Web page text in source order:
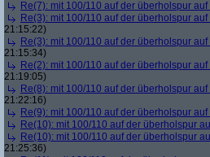
Re(7): mit 100/110 auf der überholspur
Re(3): mit 100/110 auf der überholspur
21:15:22)
Re(3): mit 100/110 auf der überholspur
21:15:34)
Re(2): mit 100/110 auf der überholspur
21:19:05)
Re(8): mit 100/110 auf der überholspur
21:22:16)
Re(9): mit 100/110 auf der überholspur
Re(10): mit 100/110 auf der überholspur
Re(10): mit 100/110 auf der überholspur
21:25:36)